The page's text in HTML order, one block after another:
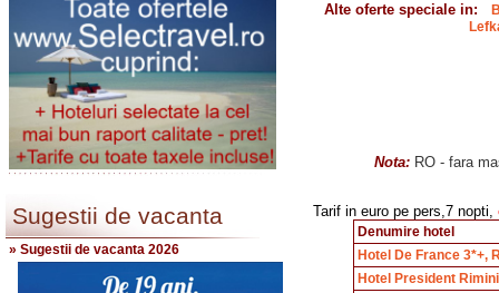
Sugestii de vacanta
» Sugestii de vacanta 2026
Alte oferte speciale in:
Nota:RO - fara
Tarif in euro pe pers,7 nopti,
Denumire hotel
Hotel De France 3*+,
Hotel President